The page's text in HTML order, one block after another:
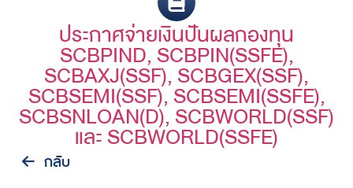
ประกาศจ่ายเงินปันผลกองทุน
SCBPIND, SCBPIN(SSFE),
SCBAXJ(SSF), SCBGEX(SSF),
SCBSEMI(SSF), SCBSEMI(SSFE),
SCBSNLOAN(D), SCBWORLD(SSF)
และ SCBWORLD(SSFE)
กลับ